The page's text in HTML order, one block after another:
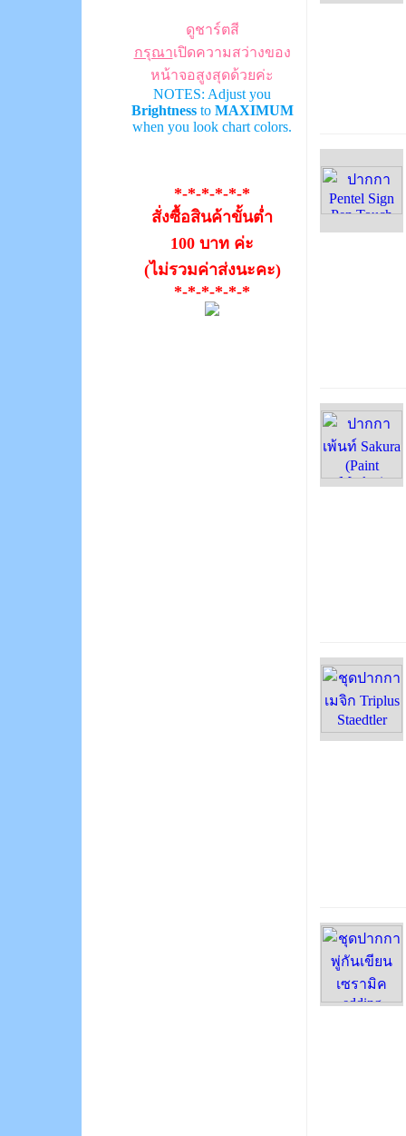
ดูชาร์ตสี
กรุณาเปิดความสว่างของ
หน้าจอสูงสุดด้วยค่ะ
NOTES: Adjust you
Brightnessto MAXIMUM
when you look chart colors.
*-*-*-*-*-*
สั่งซื้อสินค้าขั้นต่ำ
100 บาท ค่ะ
(ไม่รวมค่าส่งนะคะ)
*-*-*-*-*-*